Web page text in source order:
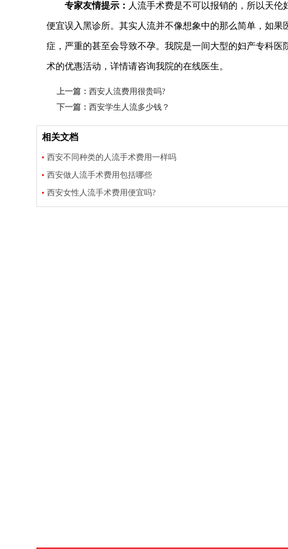
专家友情提示： 人流手术费是不可以报销的，所以天
便宜误入黑诊所。其实人流并不像想象中的那么简单，如
症，严重的甚至会导致不孕。我院是一间大型的妇产专科
术的优惠活动，详情请咨询我院的在线医生。
上一篇： 西安人流费用很贵吗?
下一篇： 西安学生人流多少钱？
相关文档
西安不同种类的人流手术费用一样吗
西安做人流手术费用包括哪些
西安女性人流手术费用便宜吗?